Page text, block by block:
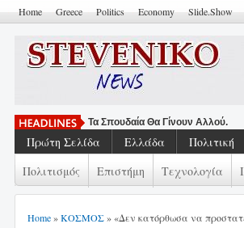
Home Greece Politics Economy Slide.Show
Τα Σπουδαία Θα Γίνουν Αλλού.
Πρώτη Σελίδα Ελλάδα Πολιτική
Πολιτισμός
Επιστήμη Τεχνολογία
Home»ΚΟΣΜΟΣ» «Δεν κατόρθωσα να